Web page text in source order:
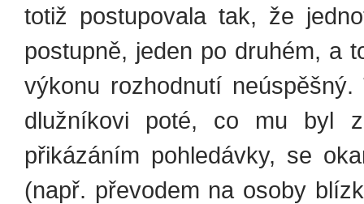
totiž postupovala tak, že
postupně, jeden po druhém, a
výkonu rozhodnutí
dlužníkovi poté, co mu byl
přikázáním pohledávky, se
(např. převodem na osoby